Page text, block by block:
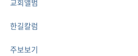
교회앨범
한길칼럼
주보보기